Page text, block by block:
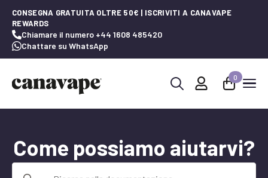
CONSEGNA GRATUITA OLTRE 50€ | ISCRIVITI A CANAVAPE
REWARDS
Chiamare il numero +44 1608 485420
Chattare su WhatsApp
0
Come possiamo aiutarvi?